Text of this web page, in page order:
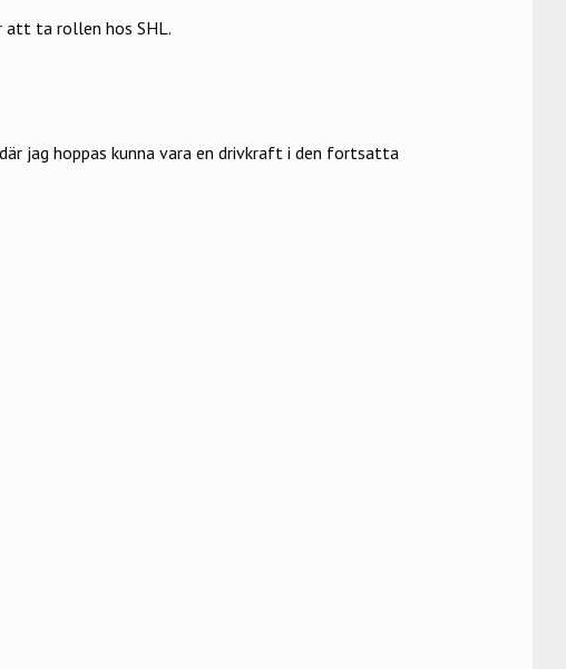
att ta rollen hos SHL.
jag hoppas kunna vara en drivkraft i den fortsatta